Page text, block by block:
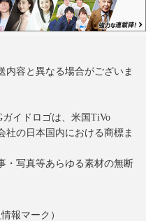
内容と異なる場合がございま
イドロゴは、米国TiVo
社の日本国内における商標ま
・写真等あらゆる素材の無断
報マーク）